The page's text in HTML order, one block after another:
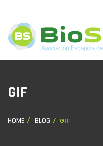
GIF
HOME BLOG GIF